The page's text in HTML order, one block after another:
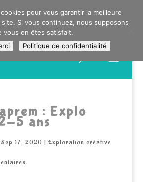
CHEZ SO WATT À SAINT ANDRÉ OU
MÉTROPOLE LILLOISE
CRAIENCO@GMAIL.COM
: Explo
5 ans
Sep 17, 2020 | Exploration créative
pour vous garantir la meilleure
Si vous continuez, nous supposons
vous en êtes satisfait.
Politique de confidentialité